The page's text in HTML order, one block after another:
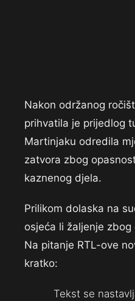
Nakon održanog
prihvatila je prijedlog
Martinjaku odredila
zatvora zbog
kaznenog djela.
Prilikom dolaska na
osjeća li žaljenje
Na pitanje RTL-ove
kratko:
Tekst se